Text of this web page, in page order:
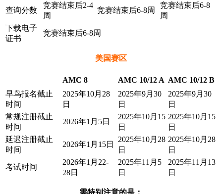
查询分数
竞赛结束后2-4
周
竞赛结束后6-8周
竞赛结束后6-8
周
下载电子
证书
竞赛结束后6-8周
美国赛区
AMC 8 AMC 10/12 A AMC 10/12 B
早鸟报名截止
时间
2025年10月28
日
2025年9月30
日
2025年9月30
日
常规注册截止
时间
2026年1月5日
2025年10月15
日
2025年10月15
日
延迟注册截止
时间
2026年1月15日
2025年10月28
日
2025年10月28
日
考试时间
2026年1月22-
28日
2025年11月5
日
2025年11月13
日
需特别注意的是：